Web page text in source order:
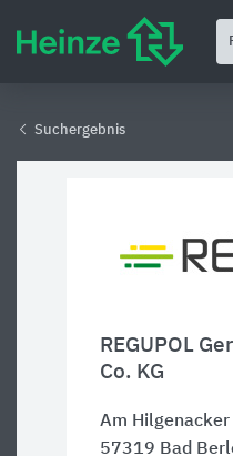
Suchergebnis
REGUPOL
Co. KG
Am Hilgenacker
57319 Bad